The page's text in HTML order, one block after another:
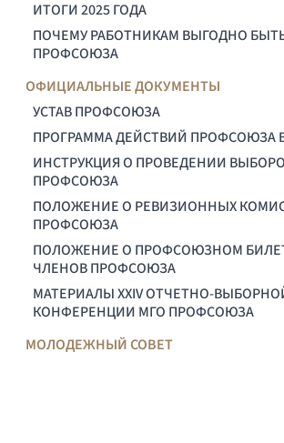
ИТОГИ 2025 ГОДА
ПОЧЕМУ РАБОТНИКАМ ВЫГОДНО
ПРОФСОЮЗА
ОФИЦИАЛЬНЫЕ ДОКУМЕНТЫ
УСТАВ ПРОФСОЮЗА
ПРОГРАММА ДЕЙСТВИЙ ПРОФСОЮЗА В
ИНСТРУКЦИЯ О ПРОВЕДЕНИИ
ПРОФСОЮЗА
ПОЛОЖЕНИЕ О РЕВИЗИОННЫХ
ПРОФСОЮЗА
ПОЛОЖЕНИЕ О ПРОФСОЮЗНОМ
ЧЛЕНОВ ПРОФСОЮЗА
МАТЕРИАЛЫ XXIV ОТЧЕТНО-
КОНФЕРЕНЦИИ МГО ПРОФСОЮЗА
МОЛОДЕЖНЫЙ СОВЕТ